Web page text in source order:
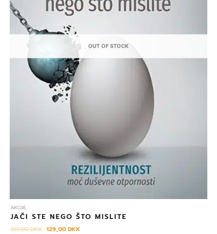
OUT OF STOCK
AKCIJE
JAČI STE NEGO ŠTO MISLITE
139,00DKK 129,00DKK